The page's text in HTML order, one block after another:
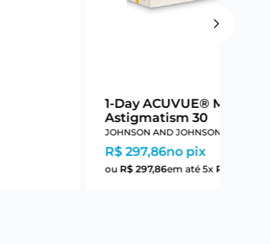
1-Day ACUVUE® Moist
Astigmatism 30
JOHNSON AND JOHNSON
R$ 297,86no pix
ou R$ 297,86em até5x R$